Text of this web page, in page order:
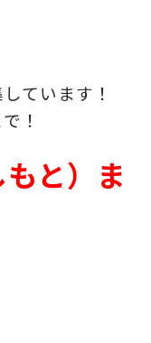
ています！
！
と）ま